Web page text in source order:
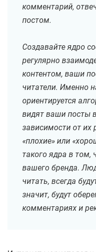
комментарий,
постом.
Создавайте ядро
регулярно
контентом, ваши
читатели. Именно
ориентируется
видят ваши посты
зависимости от их
«плохие» или
такого ядра в том,
вашего бренда.
читать, всегда
значит, будут
комментариях и